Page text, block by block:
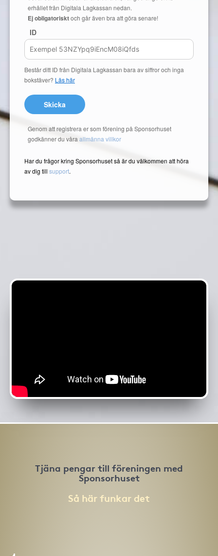
erhållet från Digitala Lagkassan nedan.
Ej obligatorisktoch går även bra att göra senare!
ID
Består ditt ID från Digitala Lagkassan bara av siffror och inga
bokstäver? Läs här
Skicka
Genom att registrera er som förening på Sponsorhuset
godkänner du våra allmänna villkor
Har du frågor kring Sponsorhuset så är du välkommen att höra
av dig till support.
Tjäna pengar till föreningen med
Sponsorhuset
Så här funkar det